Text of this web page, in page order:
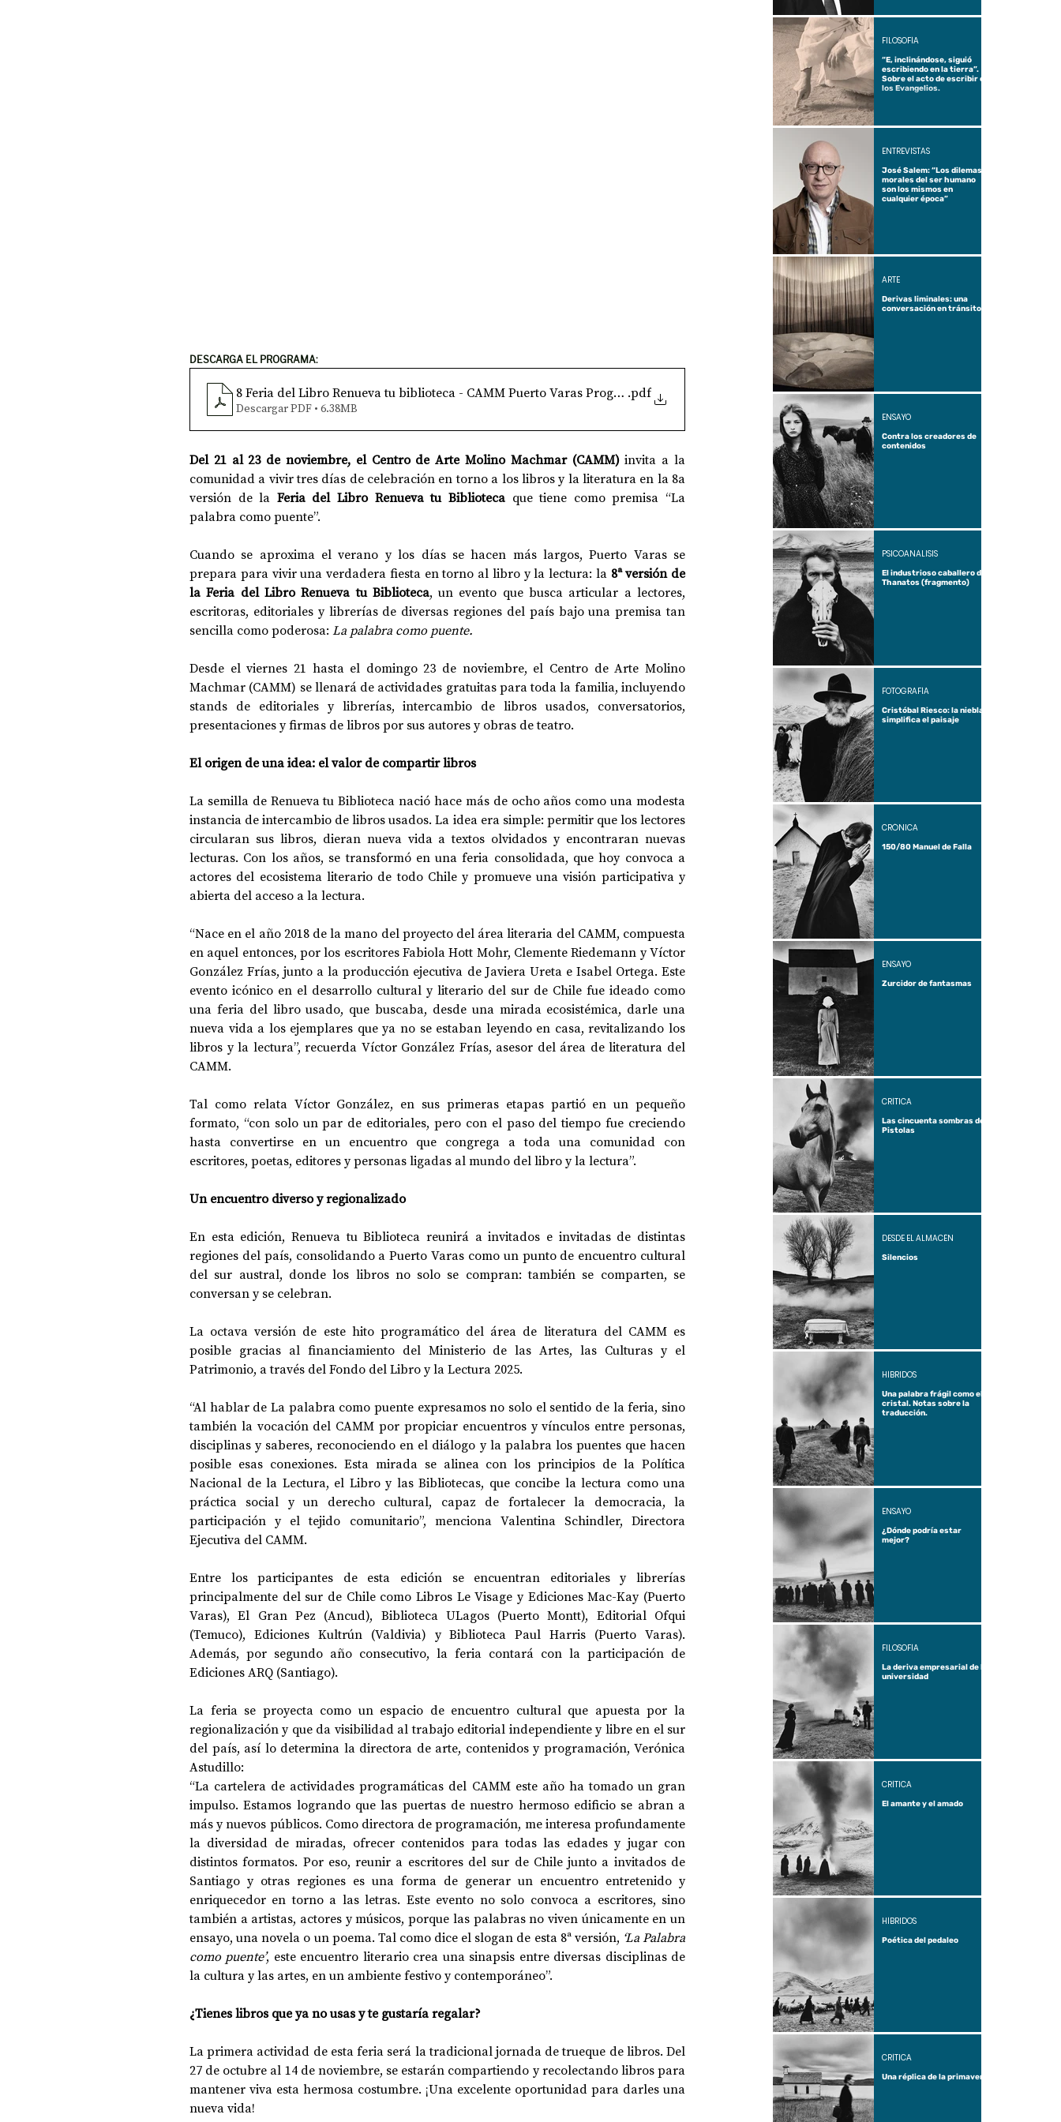
DESCARGA EL PROGRAMA:
8 Feria del Libro Renueva tu biblioteca - CAMM Puerto Varas Programacion
.pdf
Descargar PDF • 6.38MB
Del 21 al 23 de noviembre, el Centro de Arte Molino Machmar (CAMM) invita a la
comunidad a vivir tres días de celebración en torno a los libros y la literatura en la 8a
versión de la Feria del Libro Renueva tu Biblioteca que tiene como premisa “La
palabra como puente”.
Cuando se aproxima el verano y los días se hacen más largos, Puerto Varas se
prepara para vivir una verdadera fiesta en torno al libro y la lectura: la 8ª versión de
la Feria del Libro Renueva tu Biblioteca, un evento que busca articular a lectores,
escritoras, editoriales y librerías de diversas regiones del país bajo una premisa tan
sencilla como poderosa: La palabra como puente.
Desde el viernes 21 hasta el domingo 23 de noviembre, el Centro de Arte Molino
Machmar (CAMM) se llenará de actividades gratuitas para toda la familia, incluyendo
stands de editoriales y librerías, intercambio de libros usados, conversatorios,
presentaciones y firmas de libros por sus autores y obras de teatro.
El origen de una idea: el valor de compartir libros
La semilla de Renueva tu Biblioteca nació hace más de ocho años como una modesta
instancia de intercambio de libros usados. La idea era simple: permitir que los lectores
circularan sus libros, dieran nueva vida a textos olvidados y encontraran nuevas
lecturas. Con los años, se transformó en una feria consolidada, que hoy convoca a
actores del ecosistema literario de todo Chile y promueve una visión participativa y
abierta del acceso a la lectura.
“Nace en el año 2018 de la mano del proyecto del área literaria del CAMM, compuesta
en aquel entonces, por los escritores Fabiola Hott Mohr, Clemente Riedemann y Víctor
González Frías, junto a la producción ejecutiva de Javiera Ureta e Isabel Ortega. Este
evento icónico en el desarrollo cultural y literario del sur de Chile fue ideado como
una feria del libro usado, que buscaba, desde una mirada ecosistémica, darle una
nueva vida a los ejemplares que ya no se estaban leyendo en casa, revitalizando los
libros y la lectura”, recuerda Víctor González Frías, asesor del área de literatura del
CAMM.
Tal como relata Víctor González, en sus primeras etapas partió en un pequeño
formato, “con solo un par de editoriales, pero con el paso del tiempo fue creciendo
hasta convertirse en un encuentro que congrega a toda una comunidad con
escritores, poetas, editores y personas ligadas al mundo del libro y la lectura”.
Un encuentro diverso y regionalizado
En esta edición, Renueva tu Biblioteca reunirá a invitados e invitadas de distintas
regiones del país, consolidando a Puerto Varas como un punto de encuentro cultural
del sur austral, donde los libros no solo se compran: también se comparten, se
conversan y se celebran.
La octava versión de este hito programático del área de literatura del CAMM es
posible gracias al financiamiento del Ministerio de las Artes, las Culturas y el
Patrimonio, a través del Fondo del Libro y la Lectura 2025.
“Al hablar de La palabra como puente expresamos no solo el sentido de la feria, sino
también la vocación del CAMM por propiciar encuentros y vínculos entre personas,
disciplinas y saberes, reconociendo en el diálogo y la palabra los puentes que hacen
posible esas conexiones. Esta mirada se alinea con los principios de la Política
Nacional de la Lectura, el Libro y las Bibliotecas, que concibe la lectura como una
práctica social y un derecho cultural, capaz de fortalecer la democracia, la
participación y el tejido comunitario”, menciona Valentina Schindler, Directora
Ejecutiva del CAMM.
Entre los participantes de esta edición se encuentran editoriales y librerías
principalmente del sur de Chile como Libros Le Visage y Ediciones Mac-Kay (Puerto
Varas), El Gran Pez (Ancud), Biblioteca ULagos (Puerto Montt), Editorial Ofqui
(Temuco), Ediciones Kultrún (Valdivia) y Biblioteca Paul Harris (Puerto Varas).
Además, por segundo año consecutivo, la feria contará con la participación de
Ediciones ARQ (Santiago).
La feria se proyecta como un espacio de encuentro cultural que apuesta por la
regionalización y que da visibilidad al trabajo editorial independiente y libre en el sur
del país, así lo determina la directora de arte, contenidos y programación, Verónica
Astudillo:
“La cartelera de actividades programáticas del CAMM este año ha tomado un gran
impulso. Estamos logrando que las puertas de nuestro hermoso edificio se abran a
más y nuevos públicos. Como directora de programación, me interesa profundamente
la diversidad de miradas, ofrecer contenidos para todas las edades y jugar con
distintos formatos. Por eso, reunir a escritores del sur de Chile junto a invitados de
Santiago y otras regiones es una forma de generar un encuentro entretenido y
enriquecedor en torno a las letras. Este evento no solo convoca a escritores, sino
también a artistas, actores y músicos, porque las palabras no viven únicamente en un
ensayo, una novela o un poema. Tal como dice el slogan de esta 8ª versión, ‘La Palabra
como puente’, este encuentro literario crea una sinapsis entre diversas disciplinas de
la cultura y las artes, en un ambiente festivo y contemporáneo”.
¿Tienes libros que ya no usas y te gustaría regalar?
La primera actividad de esta feria será la tradicional jornada de trueque de libros. Del
27 de octubre al 14 de noviembre, se estarán compartiendo y recolectando libros para
mantener viva esta hermosa costumbre. ¡Una excelente oportunidad para darles una
nueva vida!
“E, inclinándose, siguió
escribiendo en la tierra”.
Sobre el acto de escribir en
los Evangelios.
FILOSOFÍA
José Salem: “Los dilemas
morales del ser humano
son los mismos en
cualquier época”
ENTREVISTAS
Derivas liminales: una
conversación en tránsito
ARTE
Contra los creadores de
contenidos
ENSAYO
El industrioso caballero de
Thanatos (fragmento)
PSICOANÁLISIS
Cristóbal Riesco: la niebla
simplifica el paisaje
FOTOGRAFÍA
150/80 Manuel de Falla
CRÓNICA
Zurcidor de fantasmas
ENSAYO
Las cincuenta sombras de
Pistolas
CRÍTICA
Silencios
DESDE EL ALMACÉN
Una palabra frágil como el
cristal. Notas sobre la
traducción.
HÍBRIDOS
¿Dónde podría estar
mejor?
ENSAYO
La deriva empresarial de la
universidad
FILOSOFÍA
El amante y el amado
CRÍTICA
Poética del pedaleo
HÍBRIDOS
Una réplica de la primavera
CRÍTICA